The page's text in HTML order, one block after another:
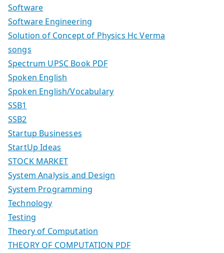
Software
Software Engineering
Solution of Concept of Physics Hc Verma
songs
Spectrum UPSC Book PDF
Spoken English
Spoken English/Vocabulary
SSB1
SSB2
Startup Businesses
StartUp Ideas
STOCK MARKET
System Analysis and Design
System Programming
Technology
Testing
Theory of Computation
THEORY OF COMPUTATION PDF